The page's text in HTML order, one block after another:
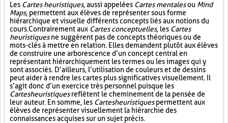
Les Cartes heuristiques, aussi appelées Cartes mentalesou Mind
Maps, permettent aux élèves de représenter sous forme
hiérarchique et visuelle différents concepts liés aux notions du
cours. Contrairement aux Cartes conceptuelles, les Cartes
heuristiquesne suggèrent pas de concepts théoriques ou de
mots-clés à mettre en relation. Elles demandent plutôt aux élèves
de construire une arborescence d’un concept central en
représentant hiérarchiquement les termes ou les images qui y
sont associés. D’ailleurs, l’utilisation de couleurs et de dessins
peut aider à rendre les cartes plus significatives visuellement. Il
s’agit donc d’un exercice très personnel puisque les
Cartes heuristiquesreflètent le cheminement de la pensée de
leur auteur. En somme, les Cartes heuristiquespermettent aux
élèves de représenter visuellement la hiérarchie des
connaissances acquises sur un sujet précis.